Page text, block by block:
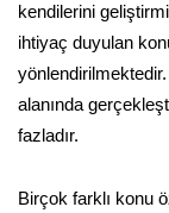
kendilerini
ihtiyaç duyulan
alanında
fazladır.
Birçok farklı konu